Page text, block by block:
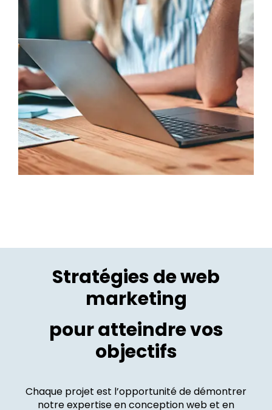
Stratégies de web
marketing
pour atteindre vos
objectifs
Chaque projet est l’opportunité de démontrer
notre expertise en conception web et en